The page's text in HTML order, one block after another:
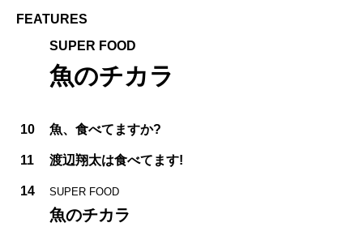
FEATURES
SUPER FOOD
魚のチカラ
10 魚、食べてますか?
11 渡辺翔太は食べてます!
14 SUPER FOOD
魚のチカラ